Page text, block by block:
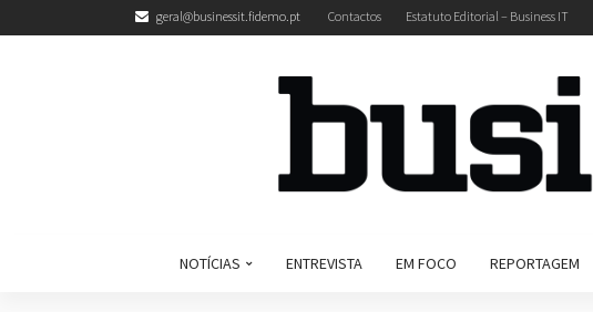
geral@businessit.fidemo.pt Contactos Estatuto Editorial – Business IT
NOTÍCIAS ENTREVISTA EM FOCO REPORTAGEM